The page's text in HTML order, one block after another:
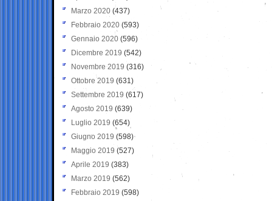
Marzo 2020 (437)
Febbraio 2020 (593)
Gennaio 2020 (596)
Dicembre 2019 (542)
Novembre 2019 (316)
Ottobre 2019 (631)
Settembre 2019 (617)
Agosto 2019 (639)
Luglio 2019 (654)
Giugno 2019 (598)
Maggio 2019 (527)
Aprile 2019 (383)
Marzo 2019 (562)
Febbraio 2019 (598)